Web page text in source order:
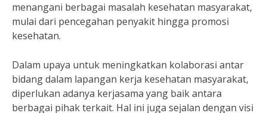
menangani berbagai masalah kesehatan masyarakat,
mulai dari pencegahan penyakit hingga promosi
kesehatan.
Dalam upaya untuk meningkatkan kolaborasi antar
bidang dalam lapangan kerja kesehatan masyarakat,
diperlukan adanya kerjasama yang baik antara
berbagai pihak terkait. Hal ini juga sejalan dengan visi